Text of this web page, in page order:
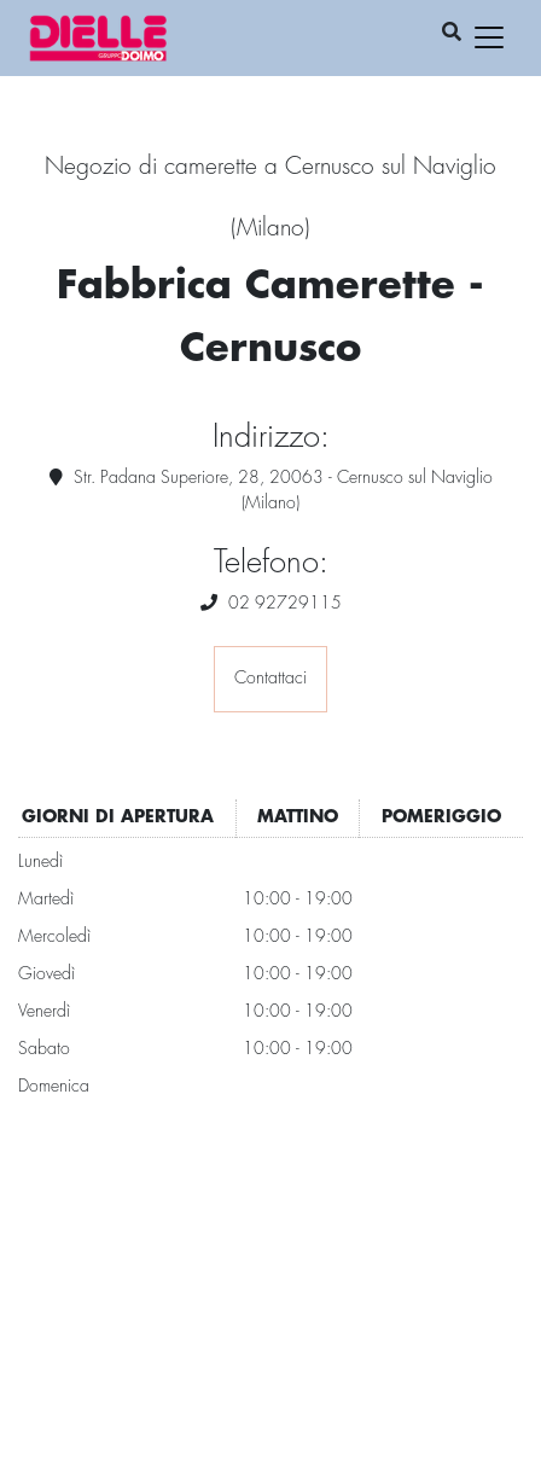
Negozio di camerette a Cernusco sul Naviglio
(Milano)
Fabbrica Camerette -
Cernusco
Indirizzo:
Str. Padana Superiore, 28, 20063 - Cernusco sul Naviglio
(Milano)
Telefono:
02 92729115
Contattaci
GIORNI DI APERTURA MATTINO POMERIGGIO
Lunedì
Martedì
10:00 - 19:00
Mercoledì
10:00 - 19:00
Giovedì
10:00 - 19:00
Venerdì
10:00 - 19:00
Sabato
10:00 - 19:00
Domenica